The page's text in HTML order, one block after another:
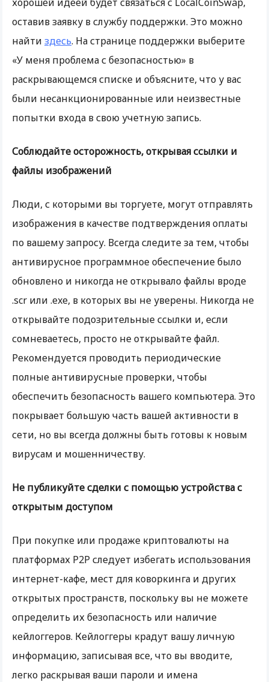
оставив заявку в службу поддержки. Это можно
найти здесь. На странице поддержки выберите
«У меня проблема с безопасностью» в
раскрывающемся списке и объясните, что у вас
были несанкционированные или неизвестные
попытки входа в свою учетную запись.
Соблюдайте осторожность, открывая ссылки и
файлы изображений
Люди, с которыми вы торгуете, могут отправлять
изображения в качестве подтверждения оплаты
по вашему запросу. Всегда следите за тем, чтобы
антивирусное программное обеспечение было
обновлено и никогда не открывало файлы вроде
.scr или .exe, в которых вы не уверены. Никогда не
открывайте подозрительные ссылки и, если
сомневаетесь, просто не открывайте файл.
Рекомендуется проводить периодические
полные антивирусные проверки, чтобы
обеспечить безопасность вашего компьютера. Это
покрывает большую часть вашей активности в
сети, но вы всегда должны быть готовы к новым
вирусам и мошенничеству.
Не публикуйте сделки с помощью устройства с
открытым доступом
При покупке или продаже криптовалюты на
платформах P2P следует избегать использования
интернет-кафе, мест для коворкинга и других
открытых пространств, поскольку вы не можете
определить их безопасность или наличие
кейлоггеров. Кейлоггеры крадут вашу личную
информацию, записывая все, что вы вводите,
легко раскрывая ваши пароли и имена